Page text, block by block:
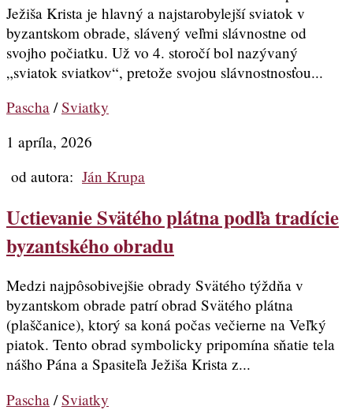
Ježiša Krista je hlavný a najstarobylejší sviatok v
byzantskom obrade, slávený veľmi slávnostne od
svojho počiatku. Už vo 4. storočí bol nazývaný
„sviatok sviatkov“, pretože svojou slávnostnosťou...
Pascha /Sviatky
1 apríla, 2026
od autora: Ján Krupa
Uctievanie Svätého plátna podľa tradície
byzantského obradu
Medzi najpôsobivejšie obrady Svätého týždňa v
byzantskom obrade patrí obrad Svätého plátna
(plaščanice), ktorý sa koná počas večierne na Veľký
piatok. Tento obrad symbolicky pripomína sňatie tela
nášho Pána a Spasiteľa Ježiša Krista z...
Pascha /Sviatky